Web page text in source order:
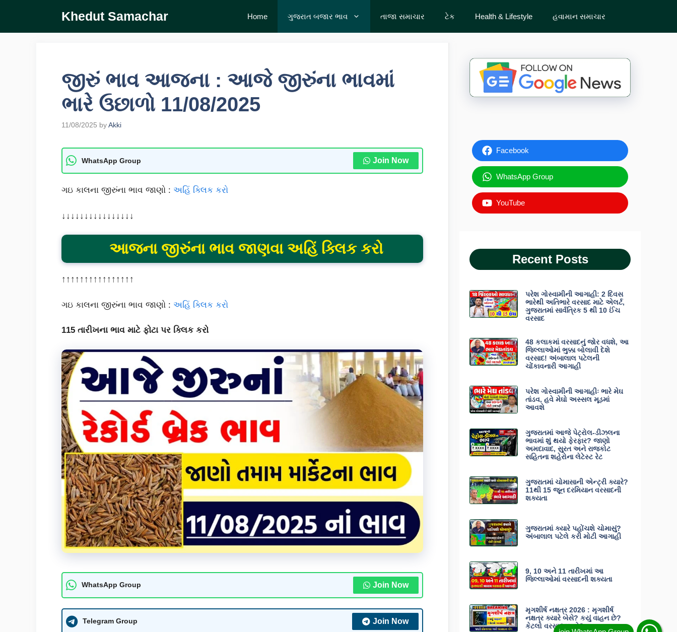
content
Khedut Samachar Home ગુજરાત બજાર ભાવ તાજા સમાચાર ટેક Health & Lifestyle હવામાન સમાચાર
જીરું ભાવ આજના : આજે જીરુંના ભાવમાં
ભારે ઉછાળો 11/08/2025
11/08/2025 byAkki
WhatsApp Group Join Now
ગઇ કાલના જીરુંના ભાવ જાણો : અહિં ક્લિક કરો
↓↓↓↓↓↓↓↓↓↓↓↓↓↓↓↓
આજના જીરુંના ભાવ જાણવા અહિં ક્લિક કરો
↑↑↑↑↑↑↑↑↑↑↑↑↑↑↑↑
ગઇ કાલના જીરુંના ભાવ જાણો : અહિં ક્લિક કરો
115 તારીખના ભાવ માટે ફોટા પર ક્લિક કરો
WhatsApp Group Join Now
Telegram Group Join Now
Facebook
WhatsApp Group
YouTube
Recent Posts
પરેશ ગોસ્વામીની આગાહી: 2 દિવસ
ભારેથી અતિભારે વરસાદ માટે એલર્ટ,
ગુજરાતમાં સાર્વત્રિક 5 થી 10 ઈંચ
વરસાદ
48 કલાકમાં વરસાદનું જોર વધશે, આ
જિલ્લાઓમાં ભુક્કા બોલાવી દેશે
વરસાદ! અંબાલાલ પટેલની
ચોંકાવનારી આગાહી
પરેશ ગોસ્વામીની આગાહીઃ ભારે મેઘ
તાંડવ, હવે મેઘો અસ્સલ મૂડમાં
આવશે
ગુજરાતમાં આજે પેટ્રોલ-ડીઝલના
ભાવમાં શું થયો ફેરફાર? જાણો
અમદાવાદ, સુરત અને રાજકોટ
સહિતના શહેરોના લેટેસ્ટ રેટ
ગુજરાતમાં ચોમાસાની એન્ટ્રી ક્યારે?
11થી 15 જૂન દરમિયાન વરસાદની
શક્યતા
ગુજરાતમાં ક્યારે પહોંચશે ચોમાસું?
અંબાલાલ પટેલે કરી મોટી આગાહી
9, 10 અને 11 તારીખમાં આ
જિલ્લાઓમાં વરસાદની શક્યતા
મૃગશીર્ષ નક્ષત્ર 2026 : મૃગશીર્ષ
નક્ષત્ર ક્યારે બેસે? કયું વાહન છે?
કેટલો વરસાદ પડશે?